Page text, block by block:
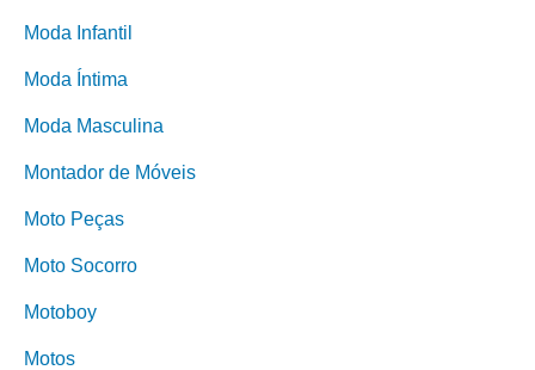
Moda Infantil
Moda Íntima
Moda Masculina
Montador de Móveis
Moto Peças
Moto Socorro
Motoboy
Motos